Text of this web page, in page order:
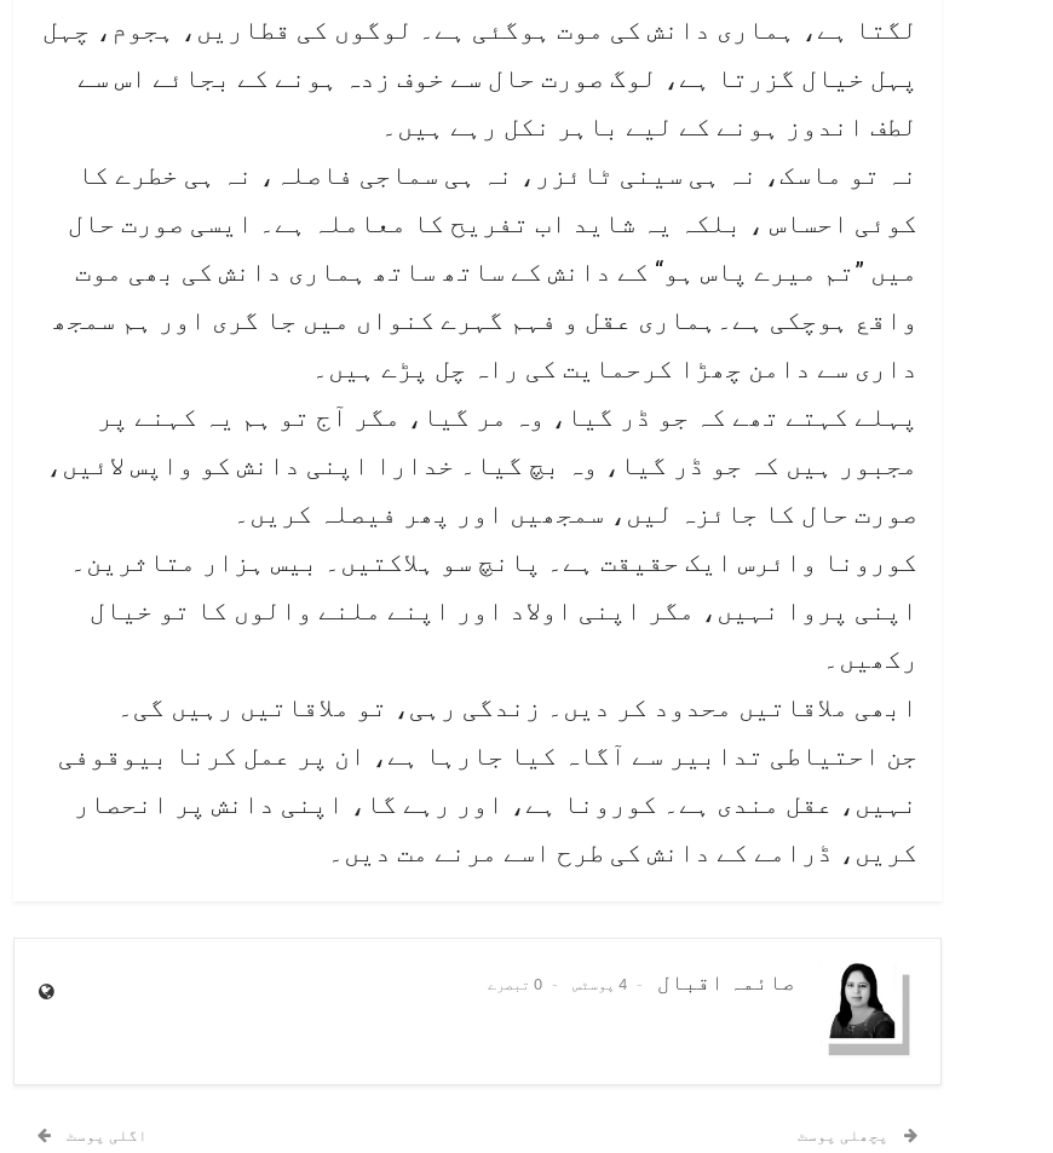
لگتا ہے، ہماری دانش کی موت ہوگئی ہے۔ لوگوں کی قطاریں، ہجوم، چہل
پہل خیال گزرتا ہے، لوگ صورت حال سے خوف زدہ ہونے کے بجائے اس سے
لطف اندوز ہونے کے لیے باہر نکل رہے ہیں۔
نہ تو ماسک، نہ ہی سینی ٹائزر، نہ ہی سماجی فاصلہ، نہ ہی خطرے کا
کوئی احساس ، بلکہ یہ شاید اب تفریح کا معاملہ ہے۔ ایسی صورت حال
میں ”تم میرے پاس ہو“ کے دانش کے ساتھ ساتھ ہماری دانش کی بھی موت
واقع ہوچکی ہے۔ہماری عقل و فہم گہرے کنواں میں جا گری اور ہم سمجھ
داری سے دامن چھڑا کرحمایت کی راہ چل پڑے ہیں۔
پہلے کہتے تھے کہ جو ڈر گیا، وہ مر گیا، مگر آج تو ہم یہ کہنے پر
مجبور ہیں کہ جو ڈر گیا، وہ بچ گیا۔ خدارا اپنی دانش کو واپس لائیں،
صورت حال کا جائزہ لیں، سمجھیں اور پھر فیصلہ کریں۔
کورونا وائرس ایک حقیقت ہے۔ پانچ سو ہلاکتیں۔ بیس ہزار متاثرین۔
اپنی پروا نہیں، مگر اپنی اولاد اور اپنے ملنے والوں کا تو خیال
رکھیں۔
ابھی ملاقاتیں محدود کر دیں۔ زندگی رہی، تو ملاقاتیں رہیں گی۔
جن احتیاطی تدابیر سے آگاہ کیا جارہا ہے، ان پر عمل کرنا بیوقوفی
نہیں، عقل مندی ہے۔ کورونا ہے، اور رہے گا، اپنی دانش پر انحصار
کریں، ڈرامے کے دانش کی طرح اسے مرنے مت دیں۔
صائمہ اقبال 4 پوسٹس 0 تبصرے
پچھلی پوسٹ اگلی پوسٹ